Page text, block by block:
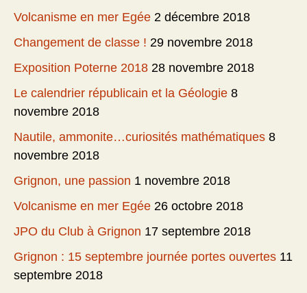
Volcanisme en mer Egée 2 décembre 2018
Changement de classe ! 29 novembre 2018
Exposition Poterne 2018 28 novembre 2018
Le calendrier républicain et la Géologie 8
novembre 2018
Nautile, ammonite…curiosités mathématiques 8
novembre 2018
Grignon, une passion 1 novembre 2018
Volcanisme en mer Egée 26 octobre 2018
JPO du Club à Grignon 17 septembre 2018
Grignon : 15 septembre journée portes ouvertes 11
septembre 2018